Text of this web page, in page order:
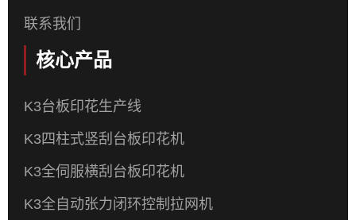
联系我们
核心产品
K3台板印花生产线
K3四柱式竖刮台板印花机
K3全伺服横刮台板印花机
K3全自动张力闭环控制拉网机